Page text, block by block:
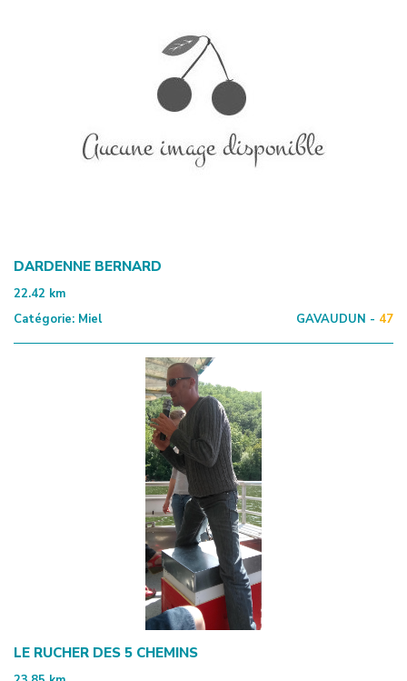
DARDENNE BERNARD
22.42 km
Catégorie: Miel GAVAUDUN - 47
LE RUCHER DES 5 CHEMINS